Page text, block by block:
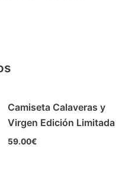
Camiseta Calaveras y
Virgen Edición Limitada
59.00€